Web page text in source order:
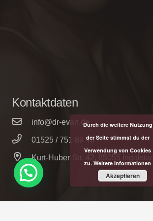
Kontaktdaten
info@dr-evan.de
01525 / 751 89 43
Kurt-Huber-Str. 42, 85055 Ingolstadt
Durch die weitere Nutzung
der Seite stimmst du der
Verwendung von Cookies
zu. Weitere Informationen
Akzeptieren